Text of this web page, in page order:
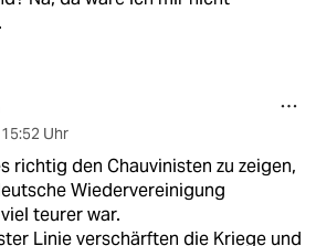
15:52 Uhr
richtig den Chauvinisten zu zeigen,
Wiedervereinigung
teurer war.
Linie verschärften die Kriege und